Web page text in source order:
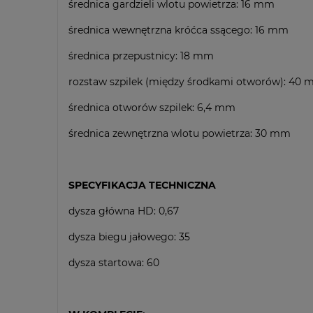
średnica gardzieli wlotu powietrza: 16 mm
średnica wewnętrzna króćca ssącego: 16 mm
średnica przepustnicy: 18 mm
rozstaw szpilek (między środkami otworów): 40
średnica otworów szpilek: 6,4 mm
średnica zewnętrzna wlotu powietrza: 30 mm
SPECYFIKACJA TECHNICZNA
dysza główna HD: 0,67
dysza biegu jałowego: 35
dysza startowa: 60